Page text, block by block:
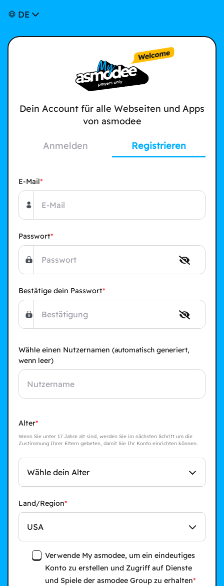
DE
Dein Account für alle Webseiten und Apps
von asmodee
Anmelden Registrieren
E-Mail
Passwort
Bestätige dein Passwort
Wähle einen Nutzernamen (automatisch generiert,
wenn leer)
Alter
Wenn Sie unter 17 Jahre alt sind, werden Sie im nächsten Schritt um die
Zustimmung Ihrer Eltern gebeten, damit Sie Ihr Konto einrichten können.
Wähle dein Alter
Land/Region
USA
Verwende My asmodee, um ein eindeutiges
Konto zu erstellen und Zugriff auf Dienste
und Spiele der asmodee Group zu erhalten